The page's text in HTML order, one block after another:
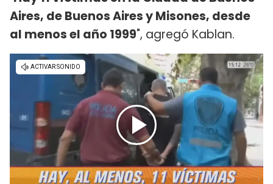
Aires, de Buenos Aires y Misones, desde
al menos el año 1999", agregó Kablan.